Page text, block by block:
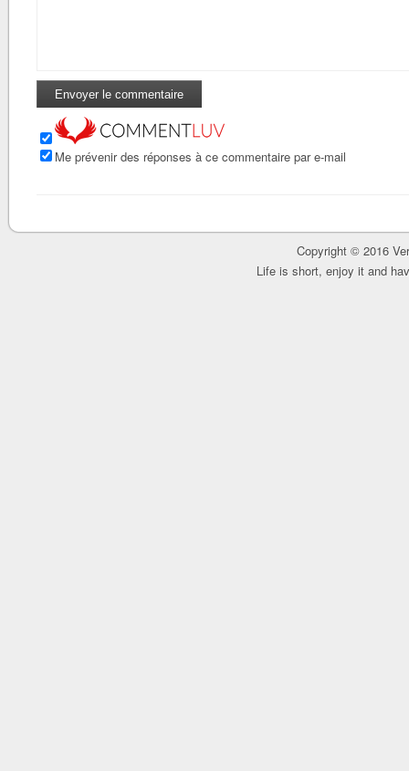
Me prévenir des réponses à ce commentaire par e-mail
Copyright © 2016
Life is short, enjoy it and